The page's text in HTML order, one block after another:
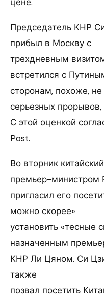
Председатель КНР
прибыл в Москву с
трехдневным
встретился с
сторонам, похоже,
серьезных
С этой оценкой
Post.
Во вторник
премьер-
пригласил его
можно скорее»
установить «тесные
назначенным
КНР Ли Цяном. Си
также
позвал посетить